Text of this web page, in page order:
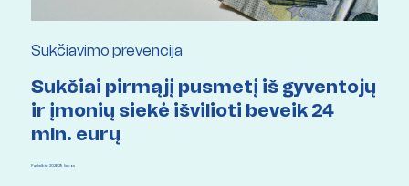
Sukčiavimo prevencija
Sukčiai pirmąjį pusmetį iš gyventojų
ir įmonių siekė išvilioti beveik 24
mln. eurų
Paskelbta: 2026 29 liepos